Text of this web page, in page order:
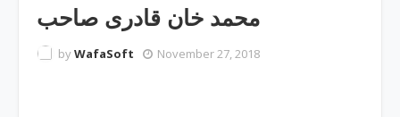
محمد خان قادری صاحب
byWafaSoft November 27, 2018